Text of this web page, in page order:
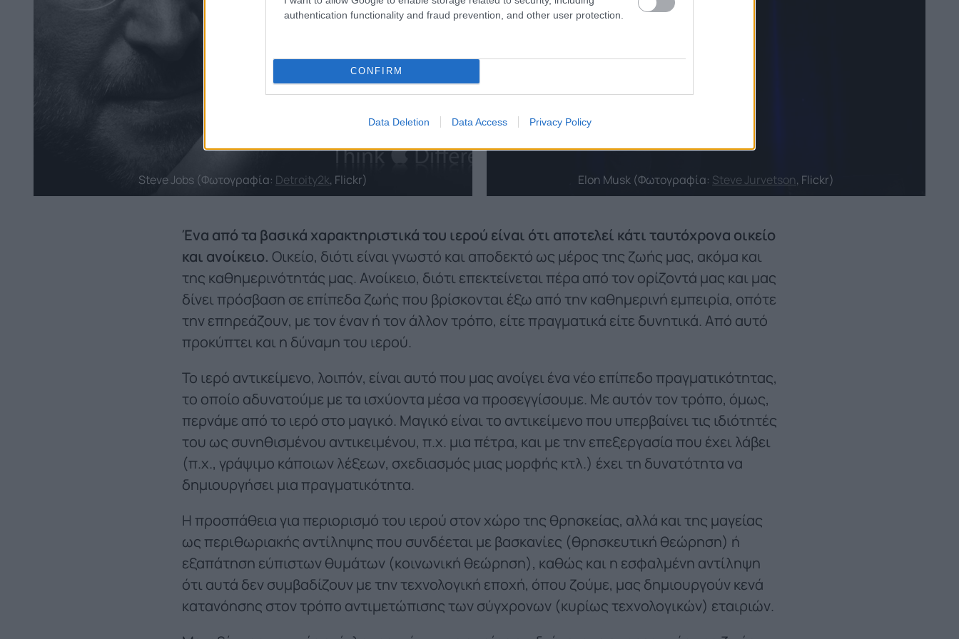
authentication functionality and fraud prevention, and other user protection.
CONFIRM
Data Deletion Data Access Privacy Policy
Steve Jobs (Φωτογραφία: Detroity2k, Flickr) Elon Musk (Φωτογραφία: Steve Jurvetson, Flickr)
Ένα από τα βασικά χαρακτηριστικά του ιερού είναι ότι αποτελεί κάτι ταυτόχρονα οικείο
και ανοίκειο. Οικείο, διότι είναι γνωστό και αποδεκτό ως μέρος της ζωής μας, ακόμα και
της καθημερινότητάς μας. Ανοίκειο, διότι επεκτείνεται πέρα από τον ορίζοντά μας και μας
δίνει πρόσβαση σε επίπεδα ζωής που βρίσκονται έξω από την καθημερινή εμπειρία, οπότε
την επηρεάζουν, με τον έναν ή τον άλλον τρόπο, είτε πραγματικά είτε δυνητικά. Από αυτό
προκύπτει και η δύναμη του ιερού.
Το ιερό αντικείμενο, λοιπόν, είναι αυτό που μας ανοίγει ένα νέο επίπεδο πραγματικότητας,
το οποίο αδυνατούμε με τα ισχύοντα μέσα να προσεγγίσουμε. Με αυτόν τον τρόπο, όμως,
περνάμε από το ιερό στο μαγικό. Μαγικό είναι το αντικείμενο που υπερβαίνει τις ιδιότητές
του ως συνηθισμένου αντικειμένου, π.χ. μια πέτρα, και με την επεξεργασία που έχει λάβει
(π.χ., γράψιμο κάποιων λέξεων, σχεδιασμός μιας μορφής κτλ.) έχει τη δυνατότητα να
δημιουργήσει μια πραγματικότητα.
Η προσπάθεια για περιορισμό του ιερού στον χώρο της θρησκείας, αλλά και της μαγείας
ως περιθωριακής αντίληψης που συνδέεται με βασκανίες (θρησκευτική θεώρηση) ή
εξαπάτηση εύπιστων θυμάτων (κοινωνική θεώρηση), καθώς και η εσφαλμένη αντίληψη
ότι αυτά δεν συμβαδίζουν με την τεχνολογική εποχή, όπου ζούμε, μας δημιουργούν κενά
κατανόησης στον τρόπο αντιμετώπισης των σύγχρονων (κυρίως τεχνολογικών) εταιριών.